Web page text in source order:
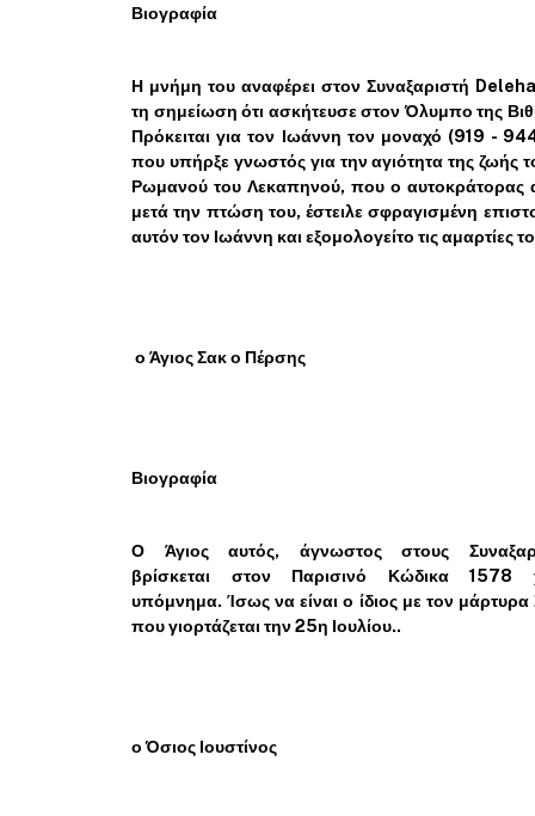
Βιογραφία
Η μνήμη του αναφέρει στον Συναξαριστή
τη σημείωση ότι ασκήτευσε στον Όλυμπο της
Πρόκειται για τον Ιωάννη τον μοναχό (919 -
που υπήρξε γνωστός για την αγιότητα της ζωής
Ρωμανού του Λεκαπηνού, που ο αυτοκράτορας
μετά την πτώση του, έστειλε σφραγισμένη
αυτόν τον Ιωάννη και εξομολογείτο τις αμαρτίες
ο Άγιος Σακ ο Πέρσης
Βιογραφία
Ο Άγιος αυτός, άγνωστος στους
βρίσκεται στον Παρισινό Κώδικα 1578
υπόμνημα. Ίσως να είναι ο ίδιος με τον μάρτυρα
που γιορτάζεται την 25η Ιουλίου..
ο Όσιος Ιουστίνος